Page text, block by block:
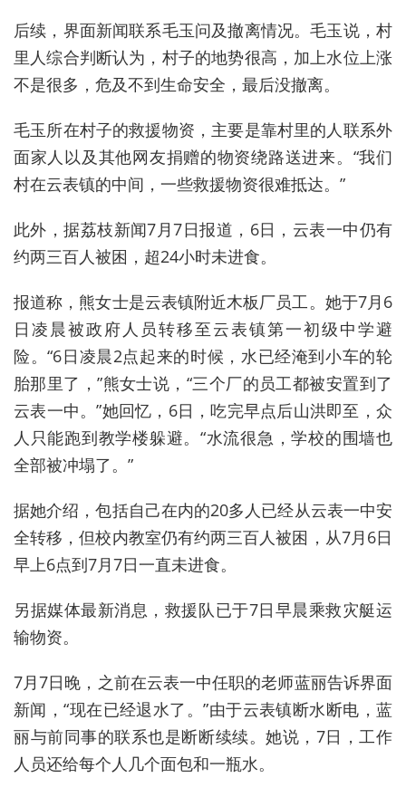
后续，界面新闻联系毛玉问及撤离情况。毛玉说，村
里人综合判断认为，村子的地势很高，加上水位上涨
不是很多，危及不到生命安全，最后没撤离。
毛玉所在村子的救援物资，主要是靠村里的人联系外
面家人以及其他网友捐赠的物资绕路送进来。“我们
村在云表镇的中间，一些救援物资很难抵达。”
此外，据荔枝新闻7月7日报道，6日，云表一中仍有
约两三百人被困，超24小时未进食。
报道称，熊女士是云表镇附近木板厂员工。她于7月6
日凌晨被政府人员转移至云表镇第一初级中学避
险。“6日凌晨2点起来的时候，水已经淹到小车的轮
胎那里了，”熊女士说，“三个厂的员工都被安置到了
云表一中。”她回忆，6日，吃完早点后山洪即至，众
人只能跑到教学楼躲避。“水流很急，学校的围墙也
全部被冲塌了。”
据她介绍，包括自己在内的20多人已经从云表一中安
全转移，但校内教室仍有约两三百人被困，从7月6日
早上6点到7月7日一直未进食。
另据媒体最新消息，救援队已于7日早晨乘救灾艇运
输物资。
7月7日晚，之前在云表一中任职的老师蓝丽告诉界面
新闻，“现在已经退水了。”由于云表镇断水断电，蓝
丽与前同事的联系也是断断续续。她说，7日，工作
人员还给每个人几个面包和一瓶水。